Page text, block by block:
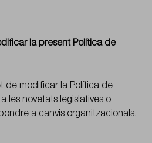
la present Política de
de modificar la Política de
les novetats legislatives o
a canvis organitzacionals.